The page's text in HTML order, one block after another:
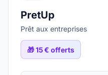
PretUp
Prêt aux entreprises
🎁15 € offerts